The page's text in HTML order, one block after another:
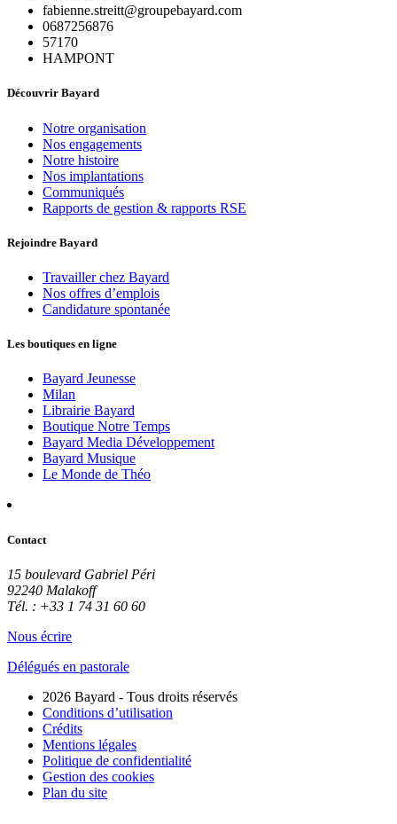
fabienne.streitt@groupebayard.com
0687256876
57170
HAMPONT
Découvrir Bayard
Notre organisation
Nos engagements
Notre histoire
Nos implantations
Communiqués
Rapports de gestion & rapports RSE
Rejoindre Bayard
Travailler chez Bayard
Nos offres d’emplois
Candidature spontanée
Les boutiques en ligne
Bayard Jeunesse
Milan
Librairie Bayard
Boutique Notre Temps
Bayard Media Développement
Bayard Musique
Le Monde de Théo
Contact
15 boulevard Gabriel Péri
92240 Malakoff
Tél. : +33 1 74 31 60 60
Nous écrire
Délégués en pastorale
2026 Bayard - Tous droits réservés
Conditions d’utilisation
Crédits
Mentions légales
Politique de confidentialité
Gestion des cookies
Plan du site